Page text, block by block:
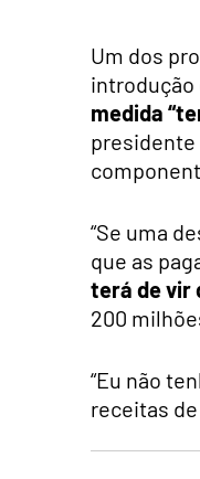
Um dos
introdução
medida
presidente
“Se uma
que as
terá de vir
200
“Eu não
receitas